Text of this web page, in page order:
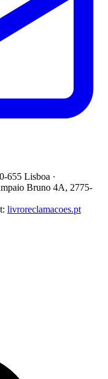
655 Lisboa ·
Bruno 4A, 2775-
livroreclamacoes.pt